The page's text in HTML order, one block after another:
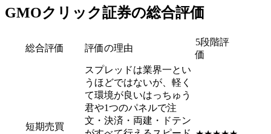
GMOクリック証券の総合評価
総合評価 評価の理由
5段階評
価
短期売買
スプレッドは業界一とい
うほどではないが、軽く
て環境が良いはっちゅう
君や1つのパネルで注
文・決済・両建・ドテン